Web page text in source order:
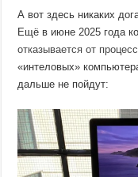
А вот здесь никаких
Ещё в июне 2025 года
отказывается от
«интеловых»
дальше не пойдут: